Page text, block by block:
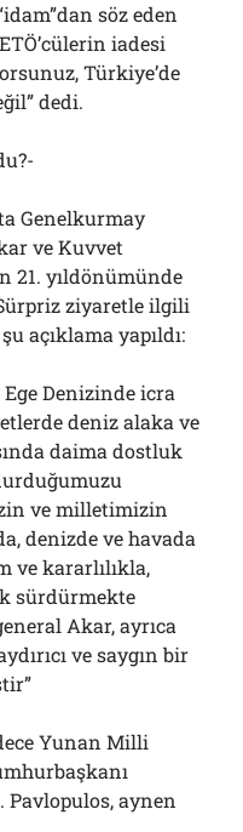
söz eden
iadesi
Türkiye’de
dedi.
Genelkurmay
ve Kuvvet
21. yıldönümünde
ziyaretle ilgili
açıklama yapıldı:
Denizinde icra
deniz alaka ve
daima dostluk
ve milletimizin
denizde ve havada
ve kararlılıkla,
sürdürmekte
Akar, ayrıca
ve saygın bir
Yunan Milli
aynen